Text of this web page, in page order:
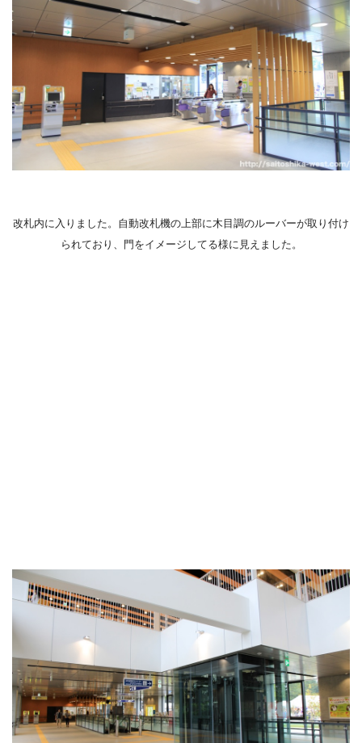
改札内に入りました。自動改札機の上部に木目調のルーバーが取り付け
られており、門をイメージしてる様に見えました。